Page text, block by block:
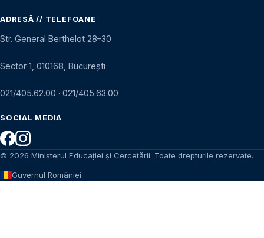
ADRESĂ // TELEFOANE
Str. General Berthelot 28–30
Sector 1, 010168, București
021/405.62.00 · 021/405.63.00
SOCIAL MEDIA
© 2026 Ministerul Educației și Cercetării. Toate drepturile rezervate.
Guvernul României